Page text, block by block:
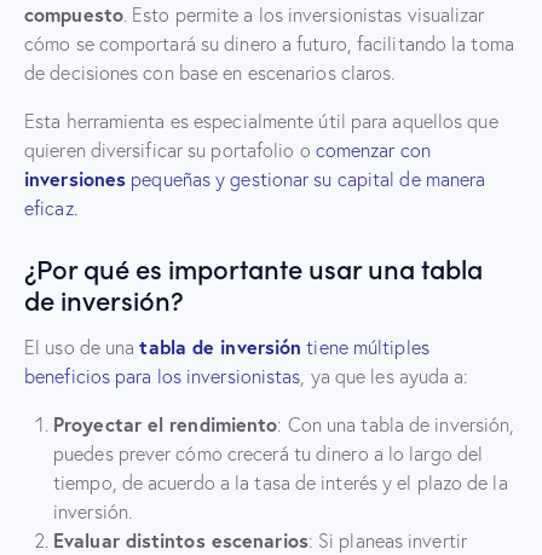
compuesto. Esto permite a los inversionistas visualizar
cómo se comportará su dinero a futuro, facilitando la toma
de decisiones con base en escenarios claros.
Esta herramienta es especialmente útil para aquellos que
quieren diversificar su portafolio o comenzar con
inversiones pequeñas y gestionar su capital de manera
eficaz.
¿Por qué es importante usar una tabla
de inversión?
El uso de una tabla de inversión tiene múltiples
beneficios para los inversionistas, ya que les ayuda a:
Proyectar el rendimiento: Con una tabla de inversión,
puedes prever cómo crecerá tu dinero a lo largo del
tiempo, de acuerdo a la tasa de interés y el plazo de la
inversión.
Evaluar distintos escenarios: Si planeas invertir